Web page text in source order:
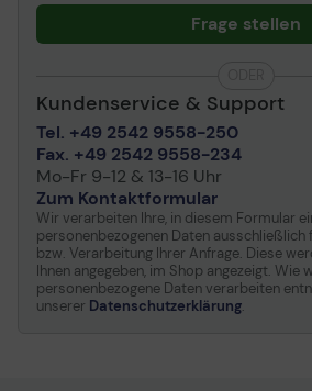
Frage stellen
Kundenservice & Support
Tel. +49 2542 9558-250
Fax. +49 2542 9558-234
Mo-Fr 9-12 & 13-16 Uhr
Zum Kontaktformular
Wir verarbeiten Ihre, in diesem Formular
personenbezogenen Daten
bzw. Verarbeitung Ihrer Anfrage. Diese
Ihnen angegeben, im Shop angezeigt. Wie
personenbezogene Daten verarbeiten
unserer Datenschutzerklärung.